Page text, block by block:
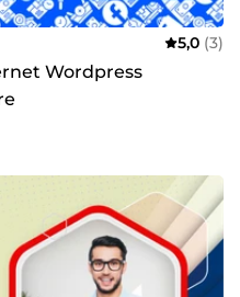
5,0 (3)
Wordpress